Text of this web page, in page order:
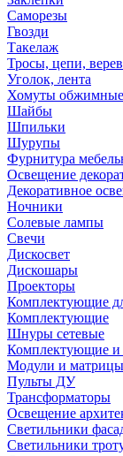
Саморезы
Гвозди
Такелаж
Тросы, цепи,
Уголок, лента
Хомуты обжимные
Шайбы
Шпильки
Шурупы
Фурнитура
Освещение
Декоративное
Ночники
Солевые лампы
Свечи
Дискосвет
Дискошары
Проекторы
Комплектующие
Комплектующие
Шнуры сетевые
Комплектующие и
Модули и матрицы
Пульты ДУ
Трансформаторы
Освещение
Светильники
Светильники